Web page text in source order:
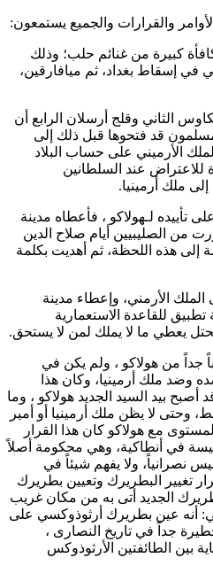
والقرارات والجميع يستمعون:
كبيرة من غنائم حلب؛ وذلك
في إسقاط بغداد، ثم ميافارقين،
الثاني وقلج أرسلان الرابع أن
قد فتحوها قبل ذلك إلى
الأرميني على حساب البلاد
للاعتراض عند السلطانين
ملك أرمينيا.
تأييده لـهولاكو ، فأعطاه مدينة
من الصليبيين أيام صلاح الدين
هذه اللحظة، ثم أهديت بكلمة
الأرمني، وإعطاء مدينة
تطبيق للقاعدة الاستعمارية
يعطي ما لا يملك لمن لا يستحق.
جداً من هولاكو ، ولم يكن في
وضد ملك أرمينيا، وكان هذا
أصبح بيد السيد الجديد هولاكو ، وما
وحتى لا يظن ملك أرمينيا أو أمير
مع هولاكو كان هذا القرار
في أنطاكية، وهي محكومة أصلاً
نصرانياً، ولا يفهم شيئاً في
تغيير البطريرك وتعيين بطريرك
الجديد أتى به من مكان غريب
أنه عين بطريرك أرثوذوكسي على
جداً في تاريخ النصارى ،
بين الطائفتين الأرثوذوكس